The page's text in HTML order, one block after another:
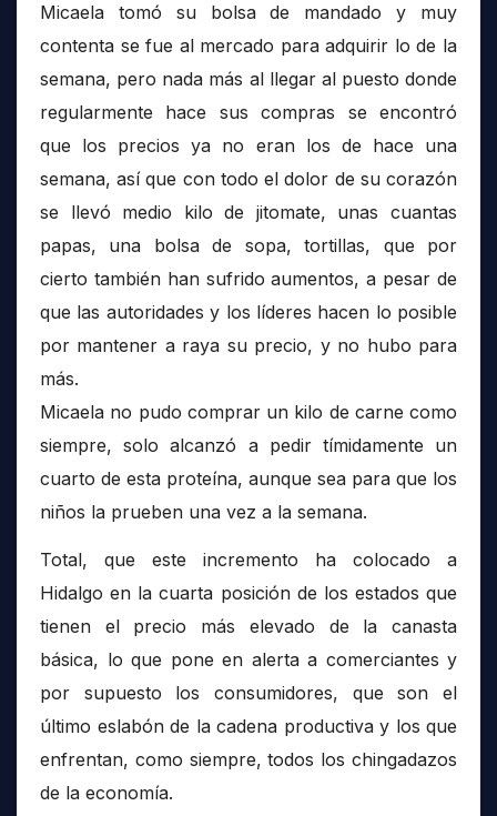
Micaela tomó su bolsa de mandado y muy
contenta se fue al mercado para adquirir lo de la
semana, pero nada más al llegar al puesto donde
regularmente hace sus compras se encontró
que los precios ya no eran los de hace una
semana, así que con todo el dolor de su corazón
se llevó medio kilo de jitomate, unas cuantas
papas, una bolsa de sopa, tortillas, que por
cierto también han sufrido aumentos, a pesar de
que las autoridades y los líderes hacen lo posible
por mantener a raya su precio, y no hubo para
más.
Micaela no pudo comprar un kilo de carne como
siempre, solo alcanzó a pedir tímidamente un
cuarto de esta proteína, aunque sea para que los
niños la prueben una vez a la semana.
Total, que este incremento ha colocado a
Hidalgo en la cuarta posición de los estados que
tienen el precio más elevado de la canasta
básica, lo que pone en alerta a comerciantes y
por supuesto los consumidores, que son el
último eslabón de la cadena productiva y los que
enfrentan, como siempre, todos los chingadazos
de la economía.